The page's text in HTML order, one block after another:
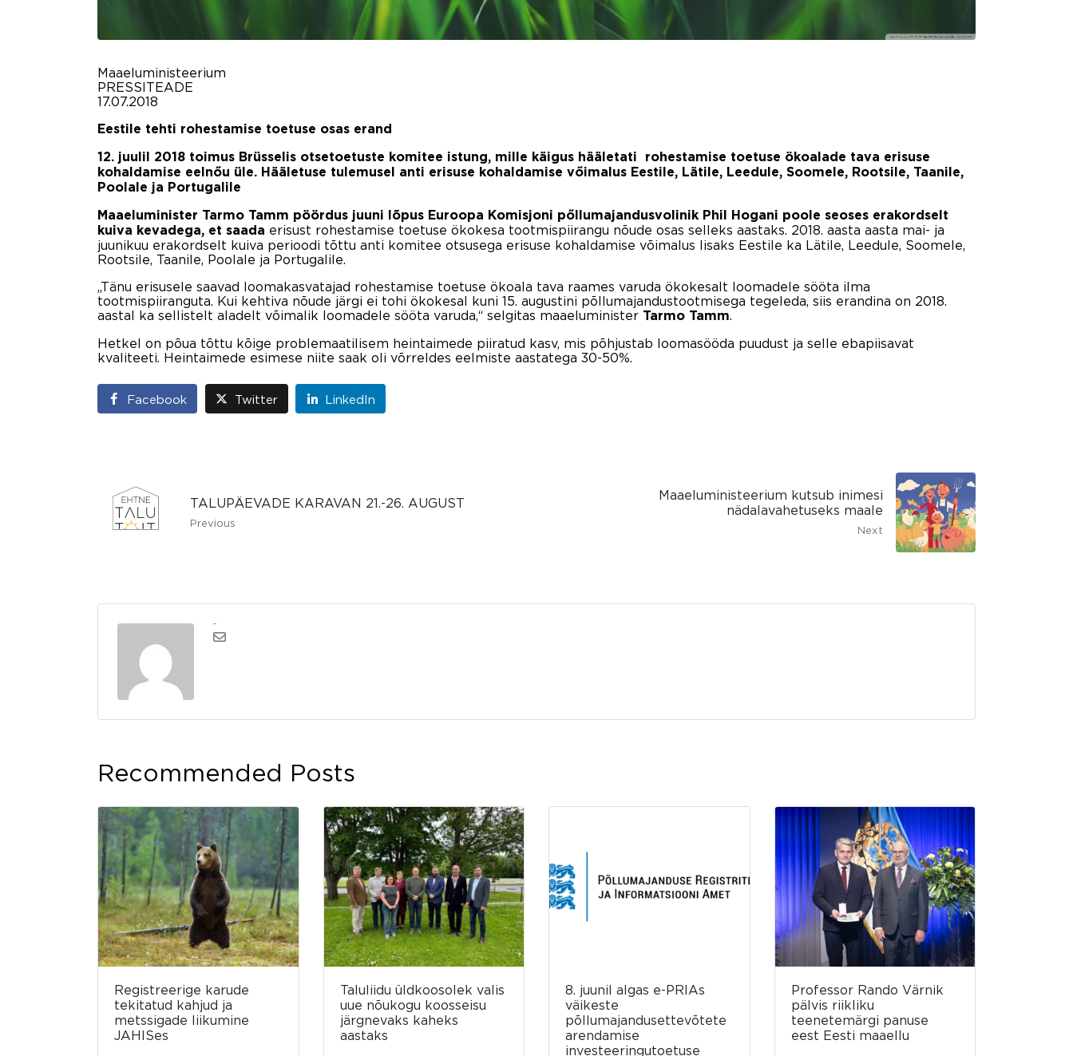
Maaeluministeerium
PRESSITEADE
17.07.2018
Eestile tehti rohestamise toetuse osas erand
12. juulil 2018 toimus Brüsselis otsetoetuste komitee istung, mille käigus hääletati rohestamise toetuse ökoalade tava erisuse
kohaldamise eelnőu üle. Hääletuse tulemusel anti erisuse kohaldamise vőimalus Eestile, Lätile, Leedule, Soomele, Rootsile, Taanile,
Poolale ja Portugalile
Maaeluminister Tarmo Tamm pöördus juuni lõpus Euroopa Komisjoni pőllumajandusvolinik Phil Hogani poole seoses erakordselt
kuiva kevadega, et saada erisust rohestamise toetuse ökokesa tootmispiirangu nõude osas selleks aastaks. 2018. aasta aasta mai- ja
juunikuu erakordselt kuiva perioodi tõttu anti komitee otsusega erisuse kohaldamise võimalus lisaks Eestile ka Lätile, Leedule, Soomele,
Rootsile, Taanile, Poolale ja Portugalile.
„Tänu erisusele saavad loomakasvatajad rohestamise toetuse ökoala tava raames varuda ökokesalt loomadele sööta ilma
tootmispiiranguta. Kui kehtiva nõude järgi ei tohi ökokesal kuni 15. augustini põllumajandustootmisega tegeleda, siis erandina on 2018.
aastal ka sellistelt aladelt võimalik loomadele sööta varuda,“ selgitas maaeluminister Tarmo Tamm.
Hetkel on põua tõttu kõige problemaatilisem heintaimede piiratud kasv, mis põhjustab loomasööda puudust ja selle ebapiisavat
kvaliteeti. Heintaimede esimese niite saak oli võrreldes eelmiste aastatega 30-50%.
Facebook Twitter LinkedIn
TALUPÄEVADE KARAVAN 21.-26. AUGUST
Previous
Maaeluministeerium kutsub inimesi
nädalavahetuseks maale
Next
Recommended Posts
Registreerige karude
tekitatud kahjud ja
metssigade liikumine
JAHISes
Taluliidu üldkoosolek valis
uue nõukogu koosseisu
järgnevaks kaheks
aastaks
8. juunil algas e-PRIAs
väikeste
põllumajandusettevõtete
arendamise
investeeringutoetuse
Professor Rando Värnik
pälvis riikliku
teenetemärgi panuse
eest Eesti maaellu